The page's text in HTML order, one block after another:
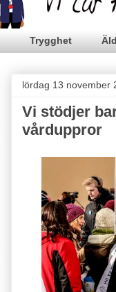
Trygghet
lördag 13 november
Vi stödjer
vårduppror